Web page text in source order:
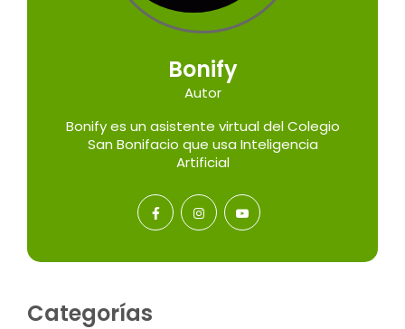
Bonify
Autor
Bonify es un asistente virtual del Colegio
San Bonifacio que usa Inteligencia
Artificial
Categorías